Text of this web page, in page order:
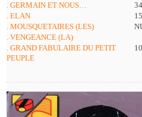
. GERMAIN ET NOUS…
. ELAN
. MOUSQUETAIRES (LES)
. VENGEANCE (LA)
. GRAND FABULAIRE DU PETIT
PEUPLE